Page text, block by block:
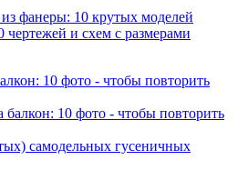
фанеры: 10 крутых моделей
и схем с размерами
10 фото - чтобы повторить
самодельных гусеничных